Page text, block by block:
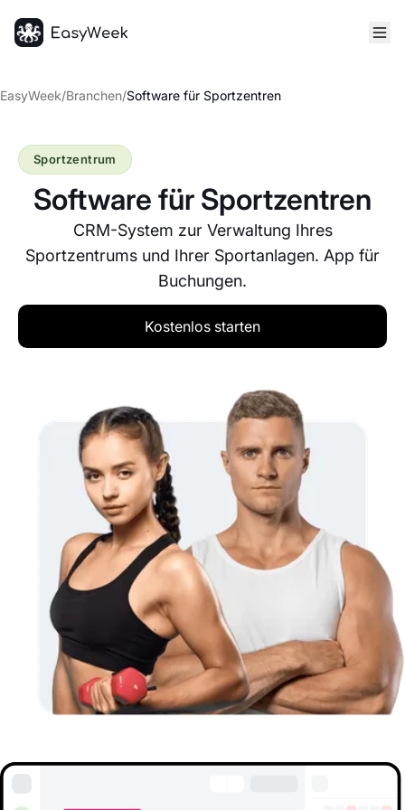
EasyWeek/Branchen/Software für Sportzentren
Software für Sportzentren
CRM-System zur Verwaltung Ihres
Sportzentrums und Ihrer Sportanlagen. App für
Buchungen.
Sportzentrum
Kostenlos starten